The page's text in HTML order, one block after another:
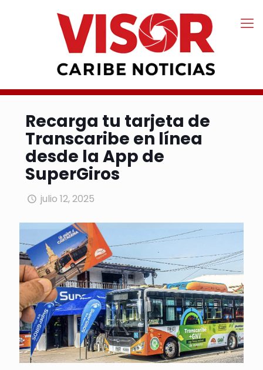
Recarga tu tarjeta de
Transcaribe en línea
desde la App de
SuperGiros
julio 12, 2025